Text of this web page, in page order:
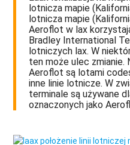
lotnicza mapie
lotnicza mapie
Aeroflot w lax
Bradley International
lotniczych lax. W
ten może ulec zmianie.
Aeroflot są lotami
inne linie lotnicze. W
terminale są używane
oznaczonych jako